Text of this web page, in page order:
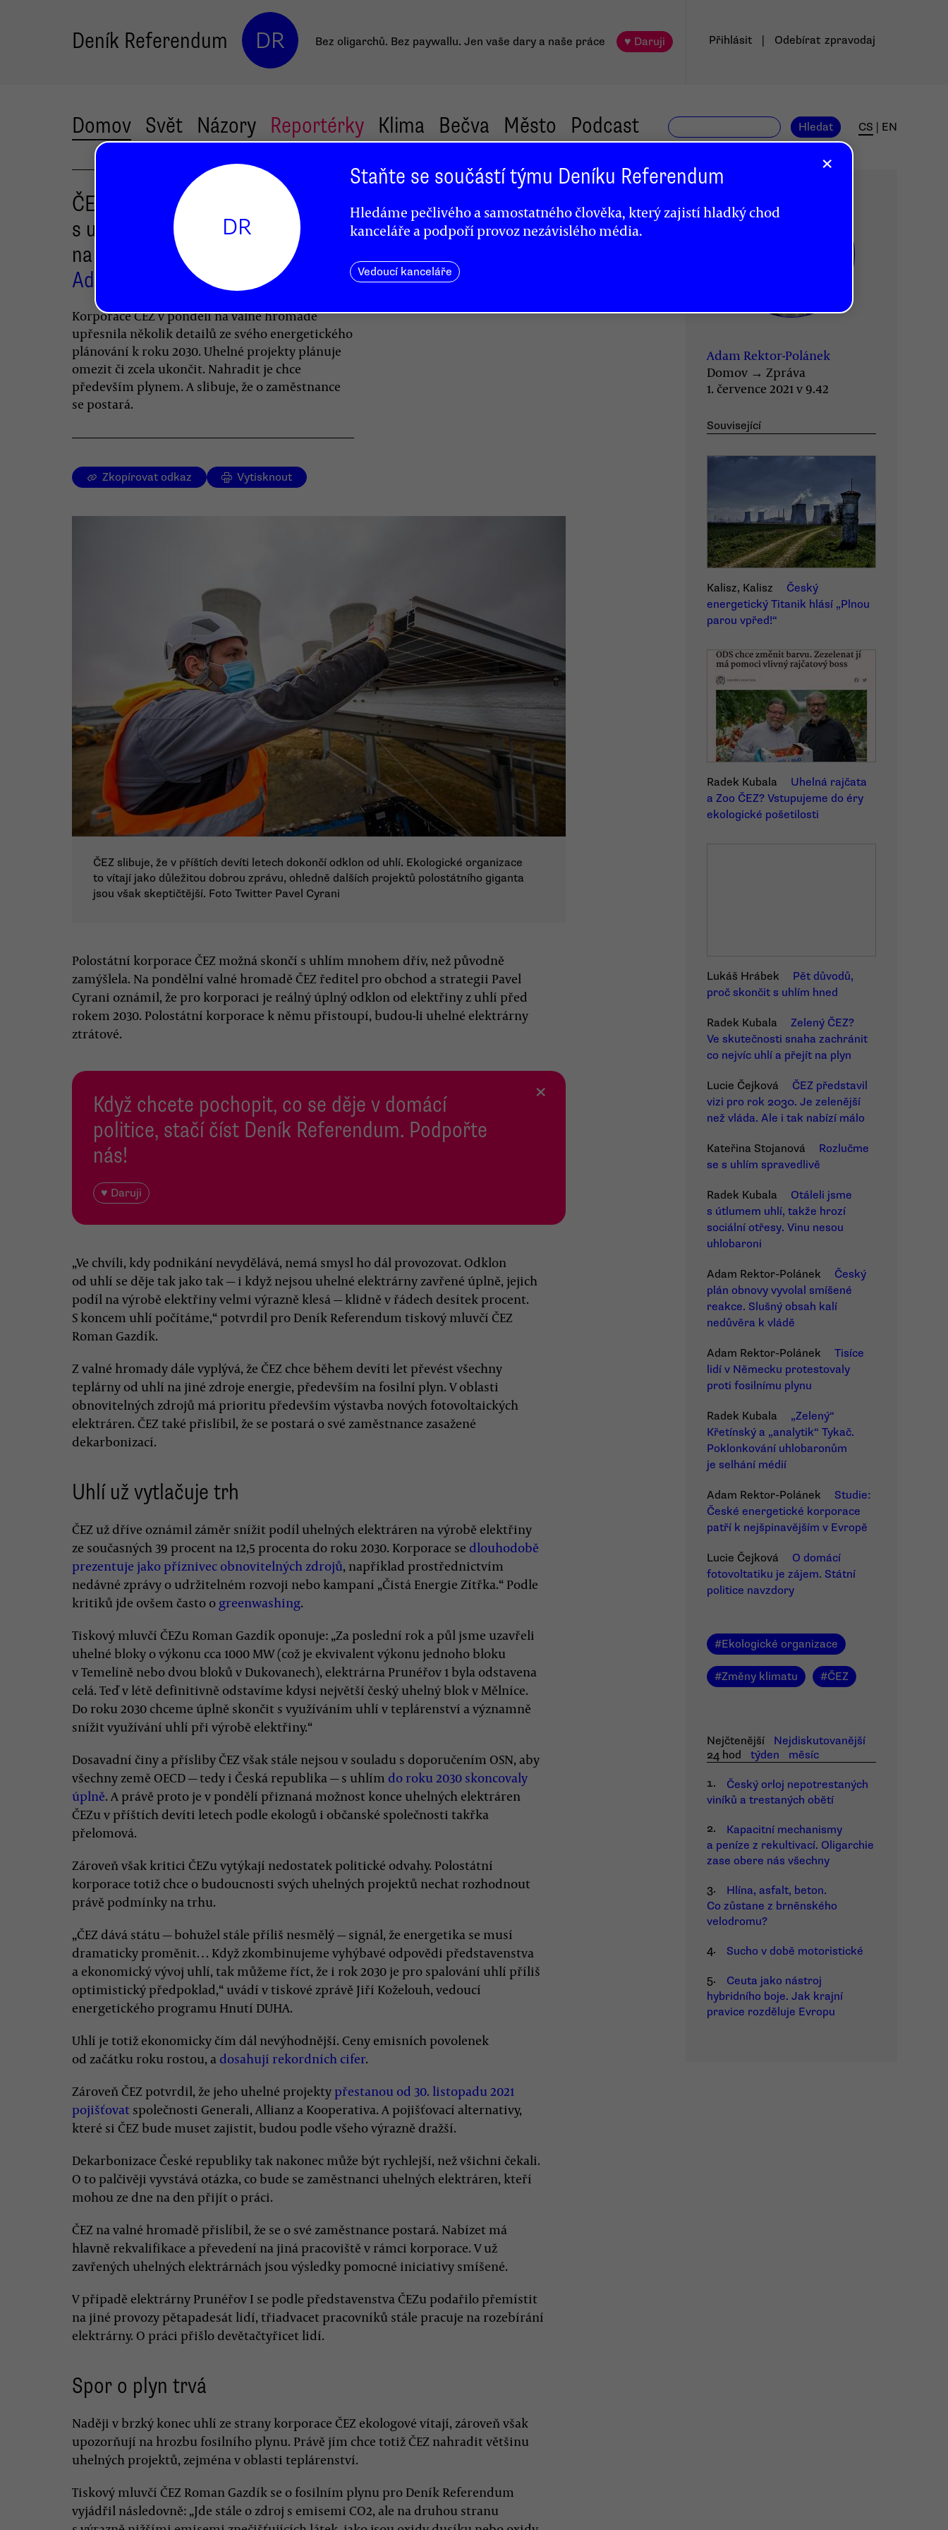
Deník Referendum DR Bez oligarchů. Bez paywallu. Jen vaše dary a naše práce ♥ Daruji Přihlásit Odebírat zpravodaj
Domov Svět Názory Reportérky Klima Bečva Město Podcast Hledat CS EN
ČEZ je chválen za plán skončit
s uhlím, kritizován za úmysl přejít
na plyn
Adam Rektor-Polánek
Korporace ČEZ v pondělí na valné hromadě
upřesnila několik detailů ze svého energetického
plánování k roku 2030. Uhelné projekty plánuje
omezit či zcela ukončit. Nahradit je chce
především plynem. A slibuje, že o zaměstnance
se postará.
Zkopírovat odkaz Vytisknout
ČEZ slibuje, že v příštích devíti letech dokončí odklon od uhlí. Ekologické organizace
to vítají jako důležitou dobrou zprávu, ohledně dalších projektů polostátního giganta
jsou však skeptičtější. Foto Twitter Pavel Cyrani
Polostátní korporace ČEZ možná skončí s uhlím mnohem dřív, než původně
zamýšlela. Na pondělní valné hromadě ČEZ ředitel pro obchod a strategii Pavel
Cyrani oznámil, že pro korporaci je reálný úplný odklon od elektřiny z uhlí před
rokem 2030. Polostátní korporace k němu přistoupí, budou-li uhelné elektrárny
ztrátové.
Když chcete pochopit, co se děje v domácí
politice, stačí číst Deník Referendum. Podpořte
nás!
♥ Daruji
×
„Ve chvíli, kdy podnikání nevydělává, nemá smysl ho dál provozovat. Odklon
od uhlí se děje tak jako tak — i když nejsou uhelné elektrárny zavřené úplně, jejich
podíl na výrobě elektřiny velmi výrazně klesá — klidně v řádech desítek procent.
S koncem uhlí počítáme,“ potvrdil pro Deník Referendum tiskový mluvčí ČEZ
Roman Gazdík.
Z valné hromady dále vyplývá, že ČEZ chce během devíti let převést všechny
teplárny od uhlí na jiné zdroje energie, především na fosilní plyn. V oblasti
obnovitelných zdrojů má prioritu především výstavba nových fotovoltaických
elektráren. ČEZ také přislíbil, že se postará o své zaměstnance zasažené
dekarbonizací.
Uhlí už vytlačuje trh
ČEZ už dříve oznámil záměr snížit podíl uhelných elektráren na výrobě elektřiny
ze současných 39 procent na 12,5 procenta do roku 2030. Korporace se dlouhodobě
prezentuje jako příznivec obnovitelných zdrojů, například prostřednictvím
nedávné zprávy o udržitelném rozvoji nebo kampaní „Čistá Energie Zítřka.“ Podle
kritiků jde ovšem často o greenwashing.
Tiskový mluvčí ČEZu Roman Gazdík oponuje: „Za poslední rok a půl jsme uzavřeli
uhelné bloky o výkonu cca 1000 MW (což je ekvivalent výkonu jednoho bloku
v Temelíně nebo dvou bloků v Dukovanech), elektrárna Prunéřov 1 byla odstavena
celá. Teď v létě definitivně odstavíme kdysi největší český uhelný blok v Mělníce.
Do roku 2030 chceme úplně skončit s využíváním uhlí v teplárenství a významně
snížit využívání uhlí při výrobě elektřiny.“
Dosavadní činy a přísliby ČEZ však stále nejsou v souladu s doporučením OSN, aby
všechny země OECD — tedy i Česká republika — s uhlím do roku 2030 skoncovaly
úplně. A právě proto je v pondělí přiznaná možnost konce uhelných elektráren
ČEZu v příštích devíti letech podle ekologů i občanské společnosti takřka
přelomová.
Zároveň však kritici ČEZu vytýkají nedostatek politické odvahy. Polostátní
korporace totiž chce o budoucnosti svých uhelných projektů nechat rozhodnout
právě podmínky na trhu.
„ČEZ dává státu — bohužel stále příliš nesmělý — signál, že energetika se musí
dramaticky proměnit… Když zkombinujeme vyhýbavé odpovědi představenstva
a ekonomický vývoj uhlí, tak můžeme říct, že i rok 2030 je pro spalování uhlí příliš
optimistický předpoklad,“ uvádí v tiskové zprávě Jiří Koželouh, vedoucí
energetického programu Hnutí DUHA.
Uhlí je totiž ekonomicky čím dál nevýhodnější. Ceny emisních povolenek
od začátku roku rostou, a dosahují rekordních cifer.
Zároveň ČEZ potvrdil, že jeho uhelné projekty přestanou od 30. listopadu 2021
pojišťovat společnosti Generali, Allianz a Kooperativa. A pojišťovací alternativy,
které si ČEZ bude muset zajistit, budou podle všeho výrazně dražší.
Dekarbonizace České republiky tak nakonec může být rychlejší, než všichni čekali.
O to palčivěji vyvstává otázka, co bude se zaměstnanci uhelných elektráren, kteří
mohou ze dne na den přijít o práci.
ČEZ na valné hromadě přislíbil, že se o své zaměstnance postará. Nabízet má
hlavně rekvalifikace a převedení na jiná pracoviště v rámci korporace. V už
zavřených uhelných elektrárnách jsou výsledky pomocné iniciativy smíšené.
V případě elektrárny Prunéřov I se podle představenstva ČEZu podařilo přemístit
na jiné provozy pětapadesát lidí, třiadvacet pracovníků stále pracuje na rozebírání
elektrárny. O práci přišlo devětačtyřicet lidí.
Spor o plyn trvá
Naději v brzký konec uhlí ze strany korporace ČEZ ekologové vítají, zároveň však
upozorňují na hrozbu fosilního plynu. Právě jím chce totiž ČEZ nahradit většinu
uhelných projektů, zejména v oblasti teplárenství.
Tiskový mluvčí ČEZ Roman Gazdík se o fosilním plynu pro Deník Referendum
vyjádřil následovně: „Jde stále o zdroj s emisemi CO2, ale na druhou stranu
Adam Rektor-Polánek
Domov → Zpráva
1. července 2021 v 9.42
Související
Kalisz, Kalisz
Český
energetický Titanik hlásí „Plnou
parou vpřed!“
Radek Kubala
Uhelná rajčata
a Zoo ČEZ? Vstupujeme do éry
ekologické pošetilosti
Lukáš Hrábek
Pět důvodů,
proč skončit s uhlím hned
Radek Kubala
Zelený ČEZ?
Ve skutečnosti snaha zachránit
co nejvíc uhlí a přejít na plyn
Lucie Čejková
ČEZ představil
vizi pro rok 2030. Je zelenější
než vláda. Ale i tak nabízí málo
Kateřina Stojanová
Rozlučme
se s uhlím spravedlivě
Radek Kubala
Otáleli jsme
s útlumem uhlí, takže hrozí
sociální otřesy. Vinu nesou
uhlobaroni
Adam Rektor-Polánek
Český
plán obnovy vyvolal smíšené
reakce. Slušný obsah kalí
nedůvěra k vládě
Adam Rektor-Polánek
Tisíce
lidí v Německu protestovaly
proti fosilnímu plynu
Radek Kubala
„Zelený“
Křetínský a „analytik“ Tykač.
Poklonkování uhlobaronům
je selhání médií
Adam Rektor-Polánek
Studie:
České energetické korporace
patří k nejšpinavějším v Evropě
Lucie Čejková
O domácí
fotovoltatiku je zájem. Státní
politice navzdory
#Ekologické organizace
#Změny klimatu #ČEZ
Nejčtenější
Nejdiskutovanější
24 hod
týden
měsíc
1.
Český orloj nepotrestaných
viníků a trestaných obětí
2.
Kapacitní mechanismy
a peníze z rekultivací. Oligarchie
zase obere nás všechny
3.
Hlína, asfalt, beton.
Co zůstane z brněnského
velodromu?
4.
Sucho v době motoristické
5.
Ceuta jako nástroj
hybridního boje. Jak krajní
pravice rozděluje Evropu
×
DR
Staňte se součástí týmu Deníku Referendum
Hledáme pečlivého a samostatného člověka, který zajistí hladký chod
kanceláře a podpoří provoz nezávislého média.
Vedoucí kanceláře